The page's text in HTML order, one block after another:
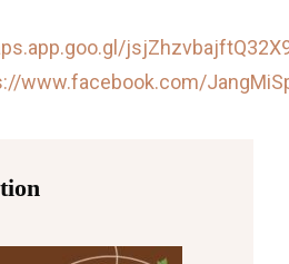
www.facebook.com/